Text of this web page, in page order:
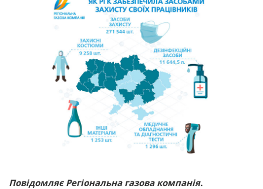
Повідомляє Регіональна газова компанія.